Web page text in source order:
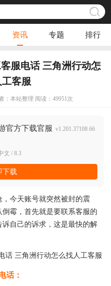
资讯 专题 排行
服电话 三角洲行动怎
客服
：本站整理 阅读： 49951次
官方下载官服 v1.201.37108.66
文 / 8.3
下载
今天账号就突然被封的震
霉，首先就是要联系客服的
自己的诉求，这是最快的解
话：